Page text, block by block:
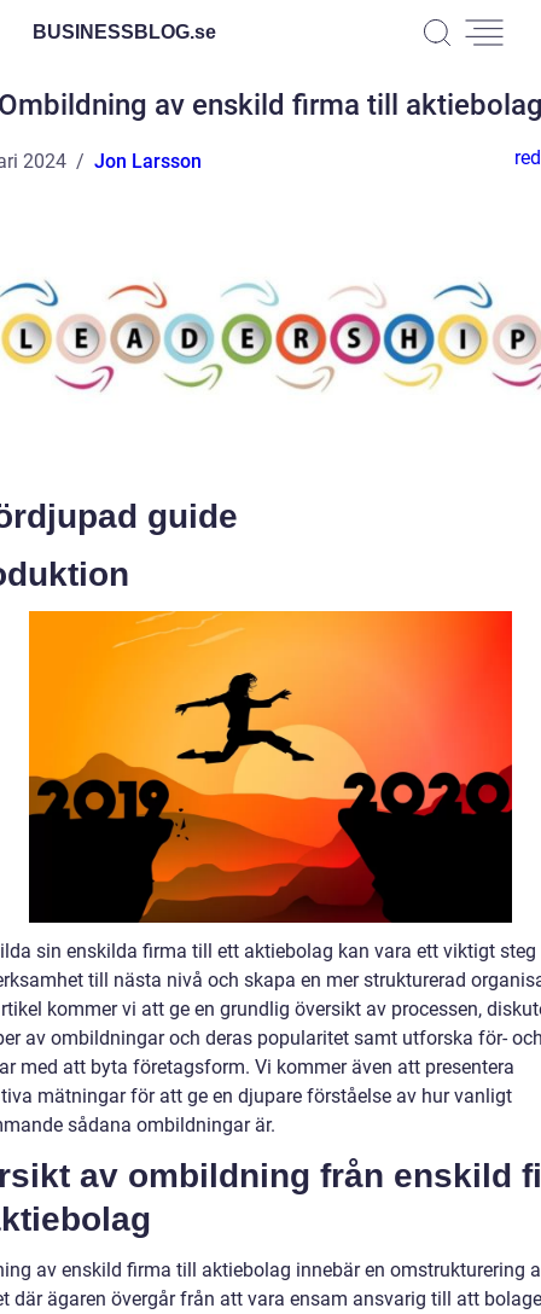
BUSINESSBLOG.se
av enskild firma till
2024 Jon Larsson
guide
sin enskilda firma till ett aktiebolag kan vara ett viktigt
till nästa nivå och skapa en mer strukturerad
kommer vi att ge en grundlig översikt av processen,
av ombildningar och deras popularitet samt utforska för-
med att byta företagsform. Vi kommer även att presentera
mätningar för att ge en djupare förståelse av hur vanligt
sådana ombildningar är.
av ombildning från enskild
av enskild firma till aktiebolag innebär en omstrukturering
där ägaren övergår från att vara ensam ansvarig till att